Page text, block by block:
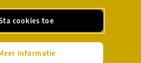
cookies toe
informatie